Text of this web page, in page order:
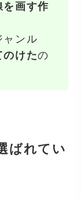
を画す作
ャンル
のけたの
ばれてい